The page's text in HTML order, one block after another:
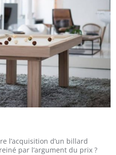
l’acquisition d’un billard
par l’argument du prix ?